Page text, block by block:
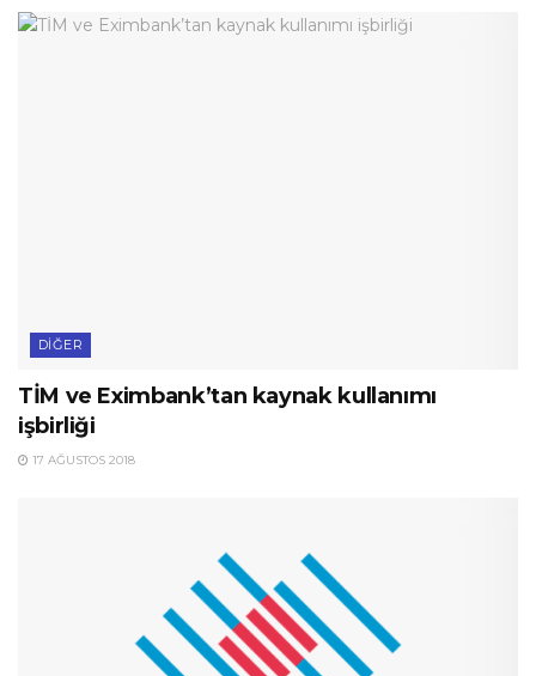
DIĞER
TİM ve Eximbank’tan kaynak kullanımı
işbirliği
17 AĞUSTOS 2018